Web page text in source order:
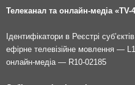
Телеканал та онлайн-медіа «TV-
Ідентифікатори в Реєстрі
ефірне телевізійне мовлення —
онлайн-медіа — R10-02185